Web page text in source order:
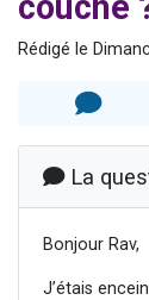
Rédigé le
La
Bonjour Rav,
J’étais